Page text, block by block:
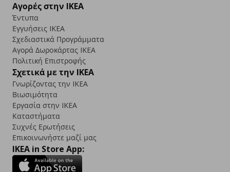
Αγορές στην IKEA
Έντυπα
Εγγυήσεις IKEA
Σχεδιαστικά Προγράμματα
Αγορά Δωρoκάρτας IKEA
Πολιτική Επιστροφής
Σχετικά με την IKEA
Γνωρίζοντας την IKEA
Βιωσιμότητα
Εργασία στην IKEA
Καταστήματα
Συχνές Ερωτήσεις
Επικοινωνήστε μαζί μας
IKEA in Store App: